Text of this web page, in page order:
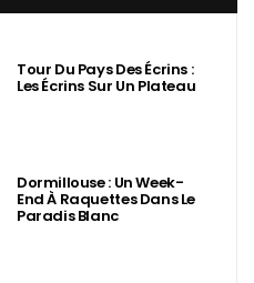
Tour Du Pays Des Écrins :
Les Écrins Sur Un Plateau
Dormillouse : Un Week-
End À Raquettes Dans Le
Paradis Blanc